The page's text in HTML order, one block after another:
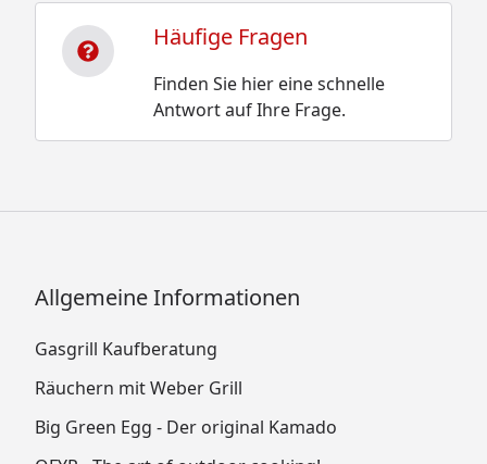
Häufige Fragen
Finden Sie hier eine schnelle
Antwort auf Ihre Frage.
Allgemeine Informationen
Gasgrill Kaufberatung
Räuchern mit Weber Grill
Big Green Egg - Der original Kamado